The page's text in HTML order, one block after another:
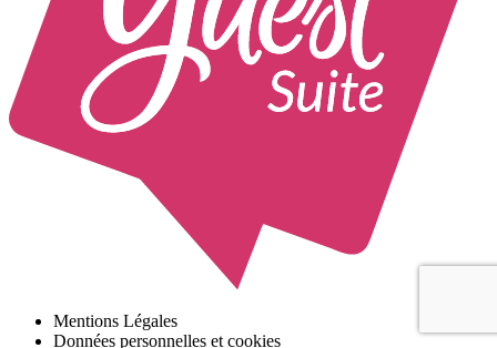
Mentions Légales
Données personnelles et cookies